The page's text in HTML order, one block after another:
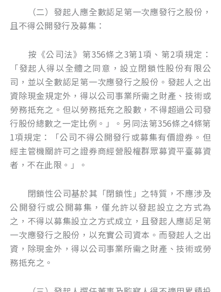
（二）發起人應全數認足第一次應發行之股份，
且不得公開發行及募集：
按《公司法》第356條之3第1項、第2項規定：
「發起人得以全體之同意，設立閉鎖性股份有限公
司，並以全數認足第一次應發行之股份。發起人之出
資除現金規定外，得以公司事業所需之財產、技術或
勞務抵充之。但以勞務抵充之股數，不得超過公司發
行股份總數之一定比例。」。另同法第356條之4條第
1項規定：「公司不得公開發行或募集有價證券。但
經主管機關許可之證券商經營股權群眾募資平臺募資
者，不在此限。」。
閉鎖性公司基於其「閉鎖性」之特質，不應涉及
公開發行或公開募集，僅允許以發起設立之方式為
之，不得以募集設立之方式成立，且發起人應認足第
一次應發行之股份，以充實公司資本。而發起人之出
資，除現金外，得以公司事業所需之財產、技術或勞
務抵充之。